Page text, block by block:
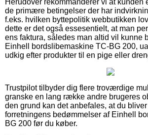
de primære betingelser der har
f.eks. hvilken byttepolitik webbutikken
dette er det også essesentielt, at man
ens faktura, således man altid vil kunne
Einhell bordslibemaskine TC-BG 200,
udkig efter produkter til en pige eller
Trustpilot tilbyder dig flere troværdige
granske en lang række andre brugeres
den grund kan det anbefales, at du
forretningens bedømmelser af Einhell
BG 200 før du køber.